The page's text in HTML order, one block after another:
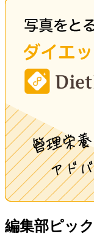
編集部ピッ